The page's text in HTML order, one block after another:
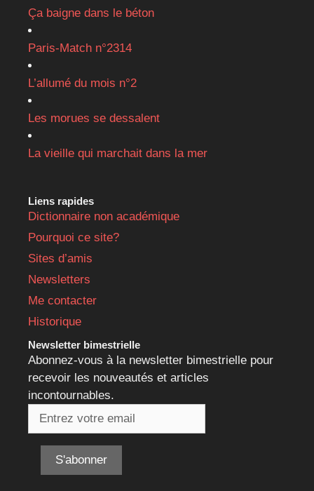
Ça baigne dans le béton
Paris-Match n°2314
L’allumé du mois n°2
Les morues se dessalent
La vieille qui marchait dans la mer
Liens rapides
Dictionnaire non académique
Pourquoi ce site?
Sites d’amis
Newsletters
Me contacter
Historique
Newsletter bimestrielle
Abonnez-vous à la newsletter bimestrielle pour
recevoir les nouveautés et articles
incontournables.